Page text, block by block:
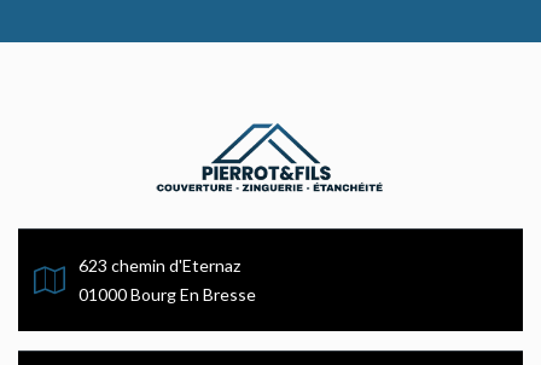
623 chemin d'Eternaz
01000 Bourg En Bresse